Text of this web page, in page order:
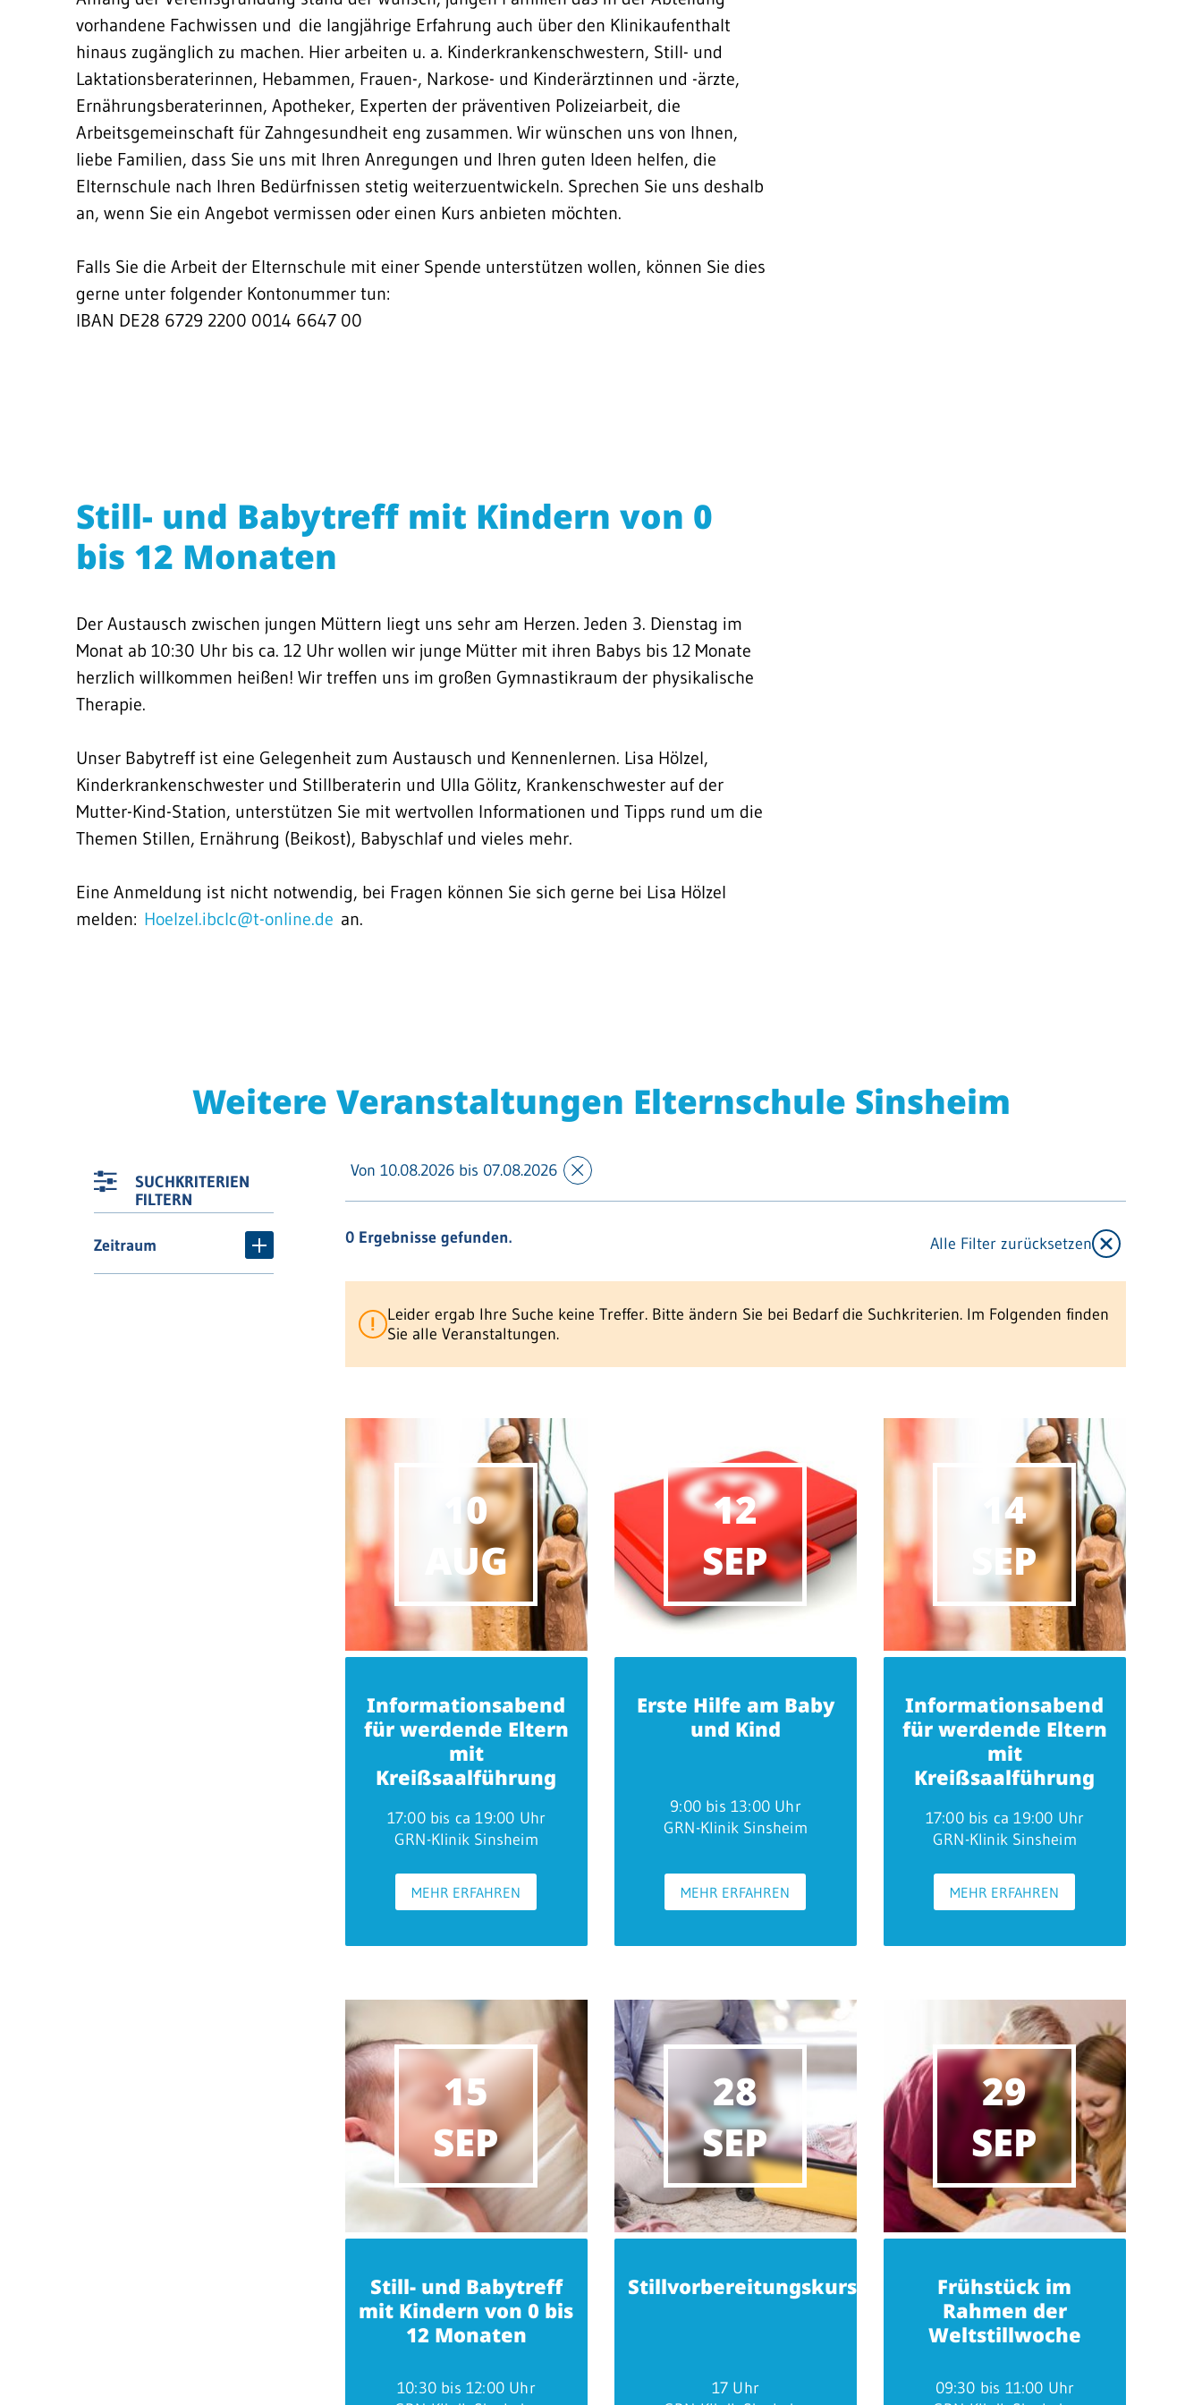
vorhandene Fachwissen und die langjährige Erfahrung auch über den Klinikaufenthalt
hinaus zugänglich zu machen. Hier arbeiten u. a. Kinderkrankenschwestern, Still- und
Laktationsberaterinnen, Hebammen, Frauen-, Narkose- und Kinderärztinnen und -ärzte,
Ernährungsberaterinnen, Apotheker, Experten der präventiven Polizeiarbeit, die
Arbeitsgemeinschaft für Zahngesundheit eng zusammen. Wir wünschen uns von Ihnen,
liebe Familien, dass Sie uns mit Ihren Anregungen und Ihren guten Ideen helfen, die
Elternschule nach Ihren Bedürfnissen stetig weiterzuentwickeln. Sprechen Sie uns deshalb
an, wenn Sie ein Angebot vermissen oder einen Kurs anbieten möchten.
Falls Sie die Arbeit der Elternschule mit einer Spende unterstützen wollen, können Sie dies
gerne unter folgender Kontonummer tun:
IBAN DE28 6729 2200 0014 6647 00
Still- und Babytreff mit Kindern von 0
bis 12 Monaten
Der Austausch zwischen jungen Müttern liegt uns sehr am Herzen. Jeden 3. Dienstag im
Monat ab 10:30 Uhr bis ca. 12 Uhr wollen wir junge Mütter mit ihren Babys bis 12 Monate
herzlich willkommen heißen! Wir treffen uns im großen Gymnastikraum der physikalische
Therapie.
Unser Babytreff ist eine Gelegenheit zum Austausch und Kennenlernen. Lisa Hölzel,
Kinderkrankenschwester und Stillberaterin und Ulla Gölitz, Krankenschwester auf der
Mutter-Kind-Station, unterstützen Sie mit wertvollen Informationen und Tipps rund um die
Themen Stillen, Ernährung (Beikost), Babyschlaf und vieles mehr.
Eine Anmeldung ist nicht notwendig, bei Fragen können Sie sich gerne bei Lisa Hölzel
melden: Hoelzel.ibclc@t-online.de an.
Weitere Veranstaltungen Elternschule Sinsheim
SUCHKRITERIEN
FILTERN
Zeitraum
Von 10.08.2026 bis 07.08.2026
0 Ergebnisse gefunden. Alle Filter zurücksetzen
Leider ergab Ihre Suche keine Treffer. Bitte ändern Sie bei Bedarf die Suchkriterien. Im Folgenden finden
Sie alle Veranstaltungen.
10
AUG
Informationsabend
für werdende Eltern
mit
Kreißsaalführung
17:00 bis ca 19:00 Uhr
GRN-Klinik Sinsheim
MEHR ERFAHREN
12
SEP
Erste Hilfe am Baby
und Kind
9:00 bis 13:00 Uhr
GRN-Klinik Sinsheim
MEHR ERFAHREN
14
SEP
Informationsabend
für werdende Eltern
mit
Kreißsaalführung
17:00 bis ca 19:00 Uhr
GRN-Klinik Sinsheim
MEHR ERFAHREN
15
SEP
Still- und Babytreff
mit Kindern von 0 bis
12 Monaten
10:30 bis 12:00 Uhr
28
SEP
Stillvorbereitungskurs
17 Uhr
29
SEP
Frühstück im
Rahmen der
Weltstillwoche
09:30 bis 11:00 Uhr